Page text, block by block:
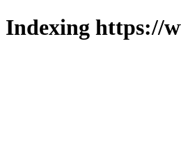
Indexing https://